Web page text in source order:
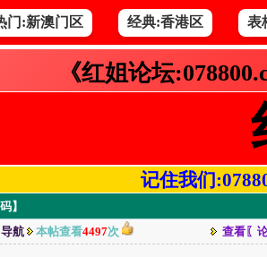
门:新澳门区 经典:香港区 表
《红姐论坛
记住我们
】
导航 本帖查看4497次 查看〖